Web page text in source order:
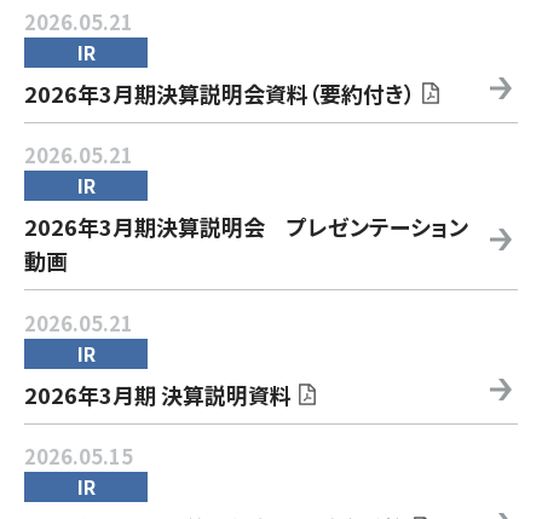
IR
2026.05.21
2026年3月期決算説明会資料（要約付き）
IR
2026.05.21
2026年3月期決算説明会 プレゼンテーション
動画
IR
2026.05.21
2026年3月期 決算説明資料
IR
2026.05.15